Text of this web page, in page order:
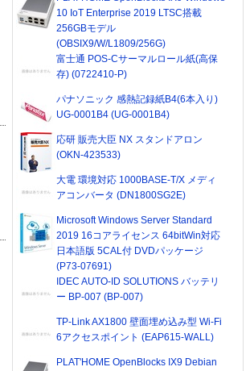
10 IoT Enterprise 2019 LTSC搭載
256GBモデル
(OBSIX9/W/L1809/256G)
富士通 POS-Cサーマルロール紙(高保
存) (0722410-P)
パナソニック 感熱記録紙B4(6本入り)
UG-0001B4 (UG-0001B4)
応研 販売大臣 NX スタンドアロン
(OKN-423533)
大電 環境対応 1000BASE-T/X メディ
アコンバータ (DN1800SG2E)
Microsoft Windows Server Standard
2019 16コアライセンス 64bitWin対応
日本語版 5CAL付 DVDパッケージ
(P73-07691)
IDEC AUTO-ID SOLUTIONS バッテリ
ー BP-007 (BP-007)
TP-Link AX1800 壁面埋め込み型 Wi-Fi
6アクセスポイント (EAP615-WALL)
PLAT'HOME OpenBlocks IX9 Debian